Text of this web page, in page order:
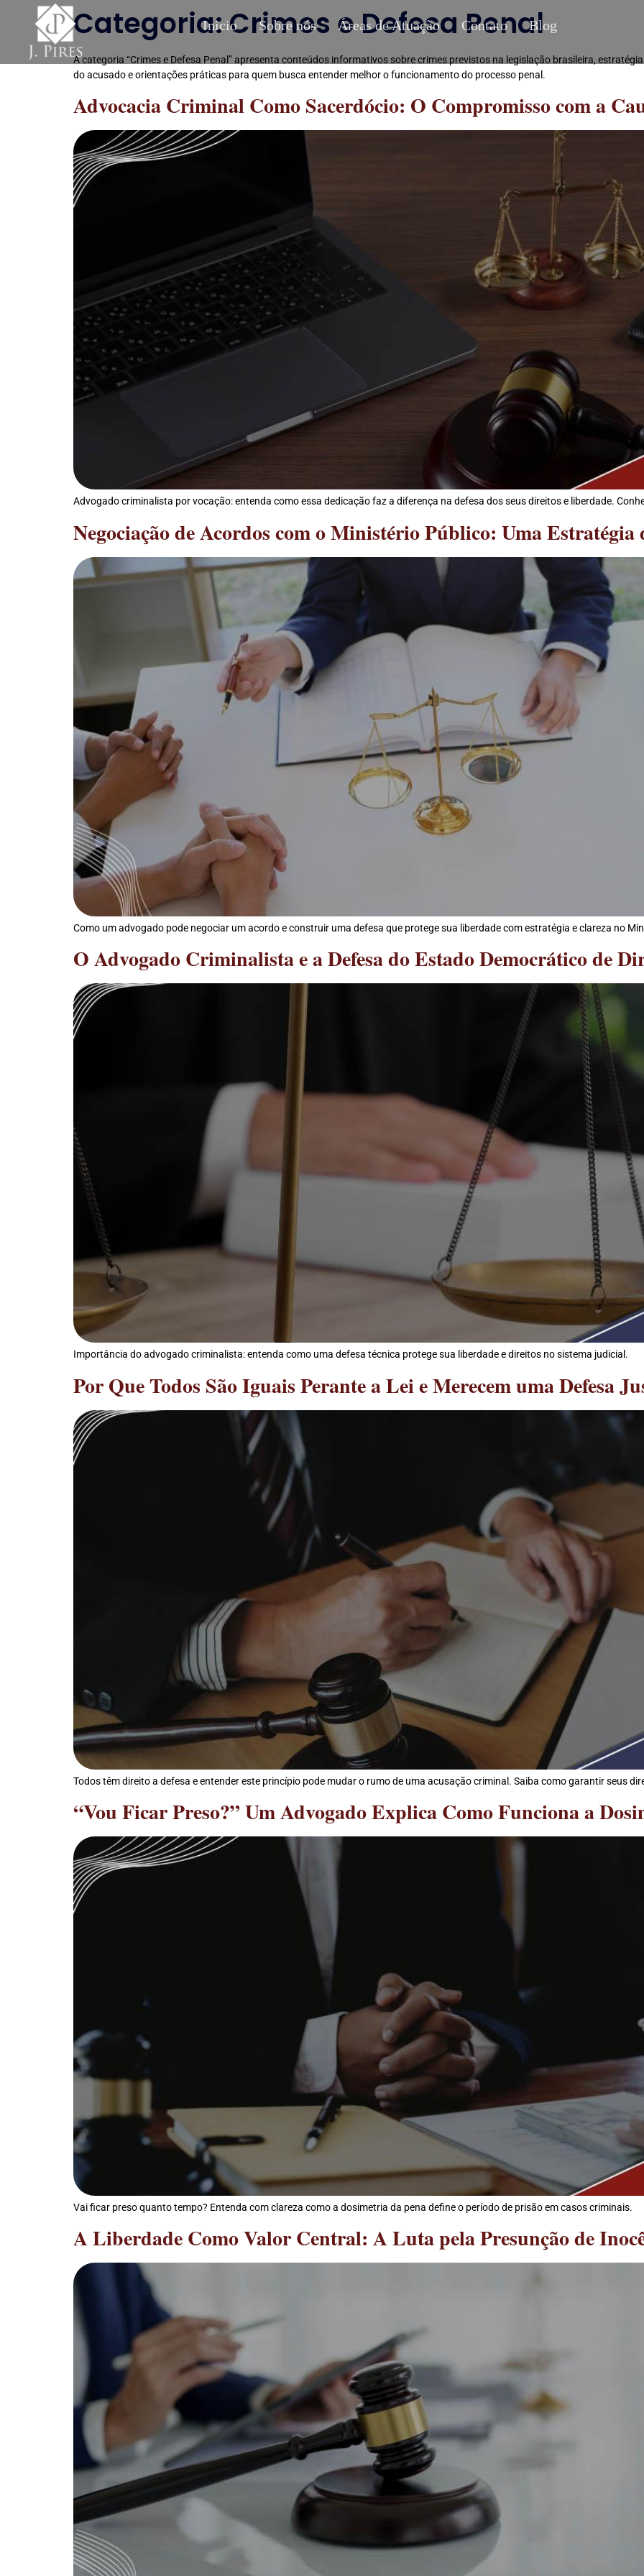
Inicio Sobre nós Áreas de Atuação Contato Blog
Categoria:Crimes e Defesa Penal
A categoria “Crimes e Defesa Penal” apresenta conteúdos informativos sobre crimes previstos na legislação brasileira,
do acusado e orientações práticas para quem busca entender melhor o funcionamento do processo penal.
Advocacia Criminal Como Sacerdócio: O Compromisso com a
Advogado criminalista por vocação: entenda como essa dedicação faz a diferença na defesa dos seus direitos e liberdade.
Negociação de Acordos com o Ministério Público: Uma Estratégia
Como um advogado pode negociar um acordo e construir uma defesa que protege sua liberdade com estratégia e clareza no
O Advogado Criminalista e a Defesa do Estado Democrático de
Importância do advogado criminalista: entenda como uma defesa técnica protege sua liberdade e direitos no sistema judicial.
Por Que Todos São Iguais Perante a Lei e Merecem uma Defesa
Todos têm direito a defesa e entender este princípio pode mudar o rumo de uma acusação criminal. Saiba como garantir seus
“Vou Ficar Preso?” Um Advogado Explica Como Funciona a
Vai ficar preso quanto tempo? Entenda com clareza como a dosimetria da pena define o período de prisão em casos criminais.
A Liberdade Como Valor Central: A Luta pela Presunção de